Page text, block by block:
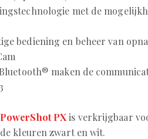
met de
bediening en beheer van
maken de
PXis verkrijgbaar
kleuren zwart en wit.